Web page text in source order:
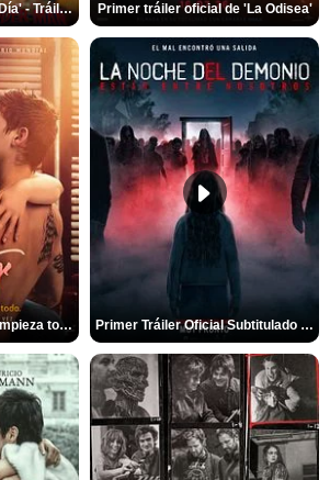
'Spider-Man Un Nuevo Día' - Tráiler oficial subtitulado Primer tráiler oficial de 'La Odisea'
Tráiler de 'After: Aquí empieza todo' Primer Tráiler Oficial Subtitulado de 'La Noche Del Demonio: Están Entre Nosotros'